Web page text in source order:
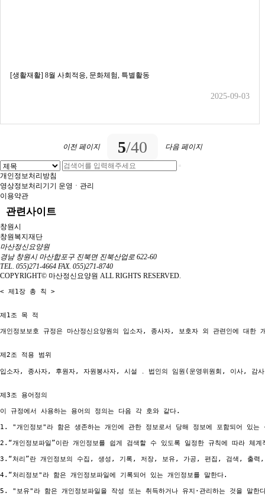
[생활재활] 8월 사회적응, 문화체험, 특별활동
2025-09-03
이전 페이지 5/40 다음 페이지
개인정보처리방침
영상정보처리기기 운영ㆍ관리
이용약관
관련사이트
창원시
창원복지재단
마산정신요양원
경남 창원시 마산합포구 진북면 진북산업로 622-60
TEL. 055)271-4664 FAX. 055)271-8740
COPYRIGHT© 마산정신요양원 ALL RIGHTS RESERVED.
< 제1장 총 칙 >
제1조 목 적
개인정보보호 규정은 마산정신요양원의 입소자, 종사자, 보호자 외 관련인에 대
제2조 적용 범위
입소자, 종사자, 후원자, 자원봉사자, 시설 ․ 법인의 임원(운영위원회, 이사, 감
제3조 용어정의
이 규정에서 사용하는 용어의 정의는 다음 각 호와 같다.
1. "개인정보"라 함은 생존하는 개인에 관한 정보로서 당해 정보에 포함되어 있
2.“개인정보파일”이란 개인정보를 쉽게 검색할 수 있도록 일정한 규칙에 따라 체
3.“처리”란 개인정보의 수집, 생성, 기록, 저장, 보유, 가공, 편집, 검색, 출
4.“처리정보"라 함은 개인정보파일에 기록되어 있는 개인정보를 말한다.
5. "보유"라 함은 개인정보파일을 작성 또는 취득하거나 유지·관리하는 것을 말한